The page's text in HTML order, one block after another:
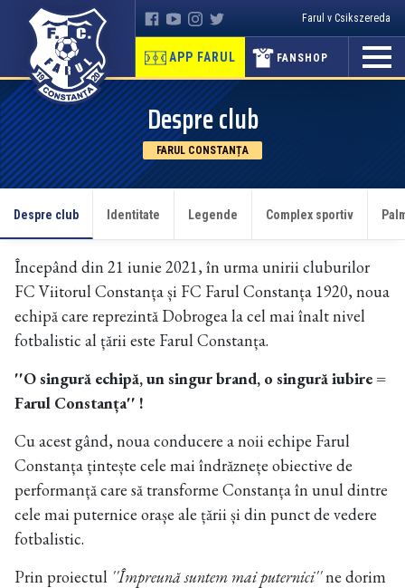
Farul v Csikszereda
APP FARUL FANSHOP
Despre club
FARUL CONSTANȚA
Despre club Identitate Legende Complex sportiv
Începând din 21 iunie 2021, în urma unirii cluburilor
FC Viitorul Constanța și FC Farul Constanța 1920, noua
echipă care reprezintă Dobrogea la cel mai înalt nivel
fotbalistic al țării este Farul Constanța.
''O singură echipă, un singur brand, o singură iubire =
Farul Constanța'' !
Cu acest gând, noua conducere a noii echipe Farul
Constanța țintește cele mai îndrăznețe obiective de
performanță care să transforme Constanța în unul dintre
cele mai puternice orașe ale țării și din punct de vedere
fotbalistic.
Prin proiectul ''Împreună suntem mai puternici''ne dorim